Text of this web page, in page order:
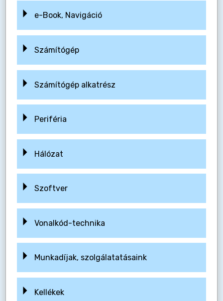
e-Book, Navigáció
Számítógép
Számítógép alkatrész
Periféria
Hálózat
Szoftver
Vonalkód-technika
Munkadíjak, szolgálatatásaink
Kellékek